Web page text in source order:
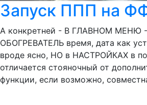
Запуск ППП на
А конкретней - В ГЛАВНОМ
ОБОГРЕВАТЕЛЬ время, дата как
вроде ясно, НО в НАСТРОЙКАХ в
отличается стояночный от
функции, если возможно,